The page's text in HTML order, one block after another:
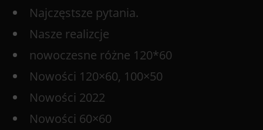
Najczęstsze pytania.
Nasze realizcje
nowoczesne różne 120*60
Nowości 120×60, 100×50
Nowości 2022
Nowości 60×60